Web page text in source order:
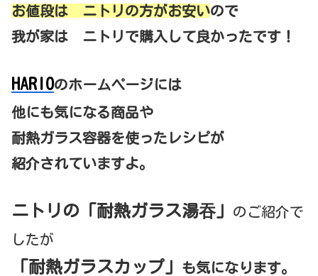
お値段は ニトリの方がお安いので
我が家は ニトリで購入して良かったです！
HARIOのホームページには
他にも気になる商品や
耐熱ガラス容器を使ったレシピが
紹介されていますよ。
ニトリの「耐熱ガラス湯吞」
のご紹介で
したが
「耐熱ガラスカップ」 も気になります。